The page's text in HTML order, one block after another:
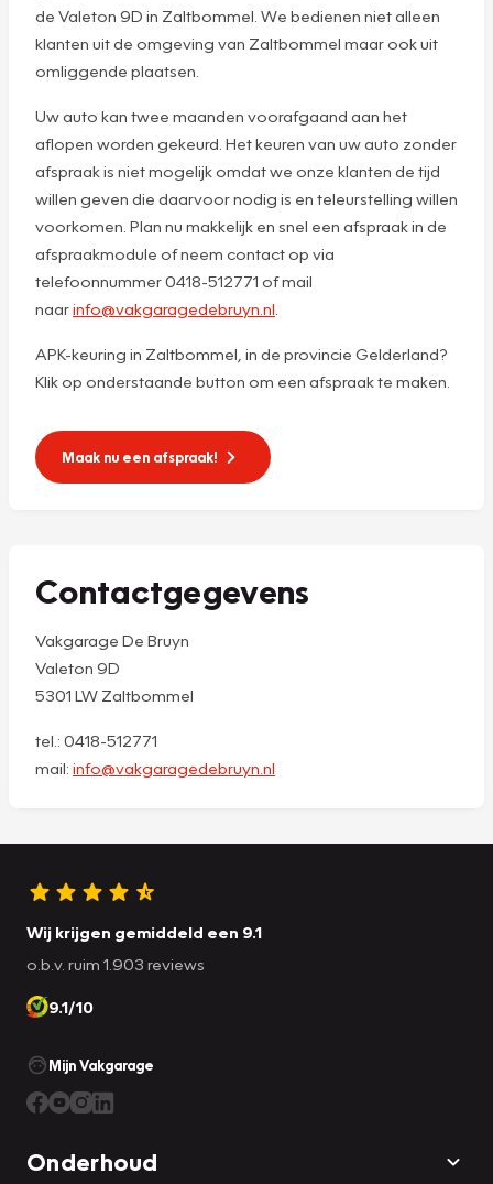
de Valeton 9D in Zaltbommel. We bedienen niet alleen
klanten uit de omgeving van Zaltbommel maar ook uit
omliggende plaatsen.
Uw auto kan twee maanden voorafgaand aan het
aflopen worden gekeurd. Het keuren van uw auto zonder
afspraak is niet mogelijk omdat we onze klanten de tijd
willen geven die daarvoor nodig is en teleurstelling willen
voorkomen. Plan nu makkelijk en snel een afspraak in de
afspraakmodule of neem contact op via
telefoonnummer 0418-512771 of mail
naarinfo@vakgaragedebruyn.nl
APK-keuring in Zaltbommel, in de provincie Gelderland?
Klik op onderstaande button om een afspraak te maken.
Maak nu een afspraak!
Contactgegevens
Vakgarage De Bruyn
Valeton 9D
5301 LW Zaltbommel
tel.: 0418-512771
mail: info@vakgaragedebruyn.nl
Wij krijgen gemiddeld een 9.1
o.b.v. ruim 1.903 reviews
9.1/10
Mijn Vakgarage
Onderhoud